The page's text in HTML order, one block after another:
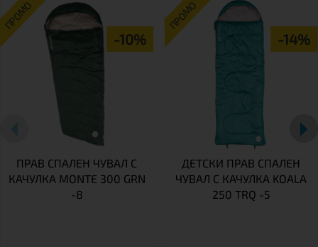
ПРОМО
-10%
ПРАВ СПАЛЕН ЧУВАЛ С
КАЧУЛКА MONTE 300 GRN
-8
ПРОМО
-14%
ДЕТСКИ ПРАВ СПАЛЕН
ЧУВАЛ С КАЧУЛКА KOALA
250 TRQ -5